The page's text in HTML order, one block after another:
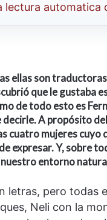
lectura automatica
ellas son
que le gustaba
de todo esto es
decirle.A propósito del
cuatro mujeres
expresar.Y, sobre
nuestro entorno
letras, pero todas
Neli con la